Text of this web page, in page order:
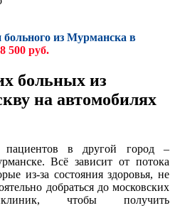
больного из Мурманска в
500 руб.
больных из
на автомобилях
пациентов в другой город –
Всё зависит от потока
из-за состояния здоровья, не
добраться до московских
чтобы получить